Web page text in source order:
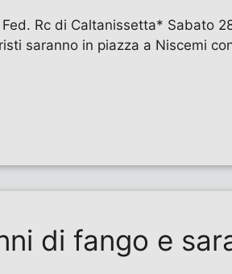
Rc di Caltanissetta* Sabato
saranno in piazza a Niscemi
di fango e